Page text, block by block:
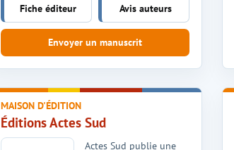
MAISON D'ÉDITION
Éditions Actes Sud
Actes Sud publie une
Fiche éditeur
Avis auteurs
Envoyer un manuscrit